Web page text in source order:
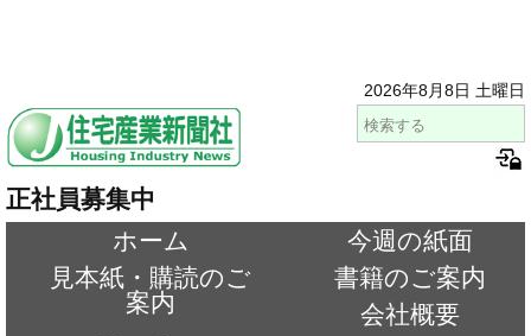
2026年8月8日 土曜日
正社員募集中
ホーム
今週の紙面
見本紙・購読のご
案内
書籍のご案内
会社概要